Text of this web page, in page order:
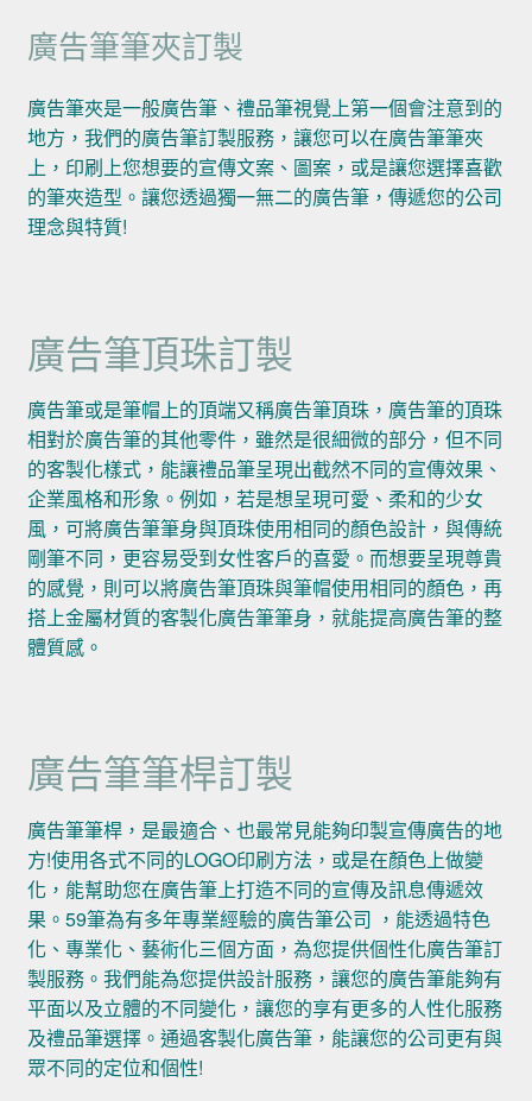
廣告筆筆夾訂製
廣告筆夾是一般廣告筆、禮品筆視覺上第一個會注意到的
地方，我們的廣告筆訂製服務，讓您可以在廣告筆筆夾
上，印刷上您想要的宣傳文案、圖案，或是讓您選擇喜歡
的筆夾造型。讓您透過獨一無二的廣告筆，傳遞您的公司
理念與特質!
廣告筆頂珠訂製
廣告筆或是筆帽上的頂端又稱廣告筆頂珠，廣告筆的頂珠
相對於廣告筆的其他零件，雖然是很細微的部分，但不同
的客製化樣式，能讓禮品筆呈現出截然不同的宣傳效果、
企業風格和形象。例如，若是想呈現可愛、柔和的少女
風，可將廣告筆筆身與頂珠使用相同的顏色設計，與傳統
剛筆不同，更容易受到女性客戶的喜愛。而想要呈現尊貴
的感覺，則可以將廣告筆頂珠與筆帽使用相同的顏色，再
搭上金屬材質的客製化廣告筆筆身，就能提高廣告筆的整
體質感。
廣告筆筆桿訂製
廣告筆筆桿，是最適合、也最常見能夠印製宣傳廣告的地
方!使用各式不同的LOGO印刷方法，或是在顏色上做變
化，能幫助您在廣告筆上打造不同的宣傳及訊息傳遞效
果。59筆為有多年專業經驗的廣告筆公司 ，能透過特色
化、專業化、藝術化三個方面，為您提供個性化廣告筆訂
製服務。我們能為您提供設計服務，讓您的廣告筆能夠有
平面以及立體的不同變化，讓您的享有更多的人性化服務
及禮品筆選擇。通過客製化廣告筆，能讓您的公司更有與
眾不同的定位和個性!